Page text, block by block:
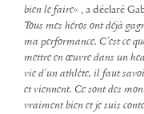
bien le faire« , a déclaré
Tous mes héros ont déjà
ma performance. C’est ce
mettre en œuvre dans un
vie d’un athlète, il faut
et viennent. Ce sont des
vraiment bien et je suis